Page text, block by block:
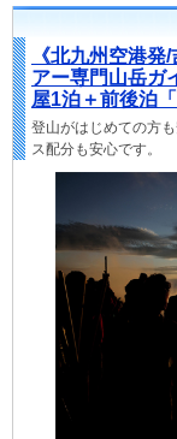
《北九州空港
アー専門山岳ガ
屋1泊＋前後泊
登山がはじめての方
ス配分も安心です。